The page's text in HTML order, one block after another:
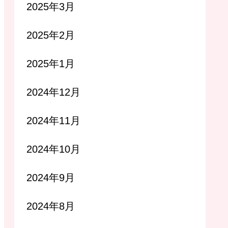
2025年3月
2025年2月
2025年1月
2024年12月
2024年11月
2024年10月
2024年9月
2024年8月